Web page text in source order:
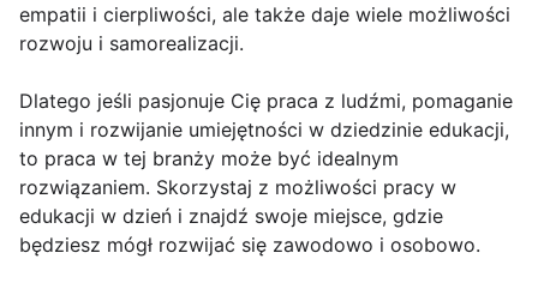
empatii i cierpliwości, ale także daje wiele możliwości
rozwoju i samorealizacji.
Dlatego jeśli pasjonuje Cię praca z ludźmi, pomaganie
innym i rozwijanie umiejętności w dziedzinie edukacji,
to praca w tej branży może być idealnym
rozwiązaniem. Skorzystaj z możliwości pracy w
edukacji w dzień i znajdź swoje miejsce, gdzie
będziesz mógł rozwijać się zawodowo i osobowo.